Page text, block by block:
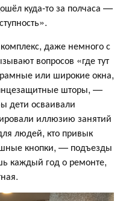
куда-то за полчаса —
даже немного с
вопросов «где тут
или широкие окна,
шторы, —
дети осваивали
иллюзию занятий
людей, кто привык
кнопки, — подъезды
каждый год о ремонте,